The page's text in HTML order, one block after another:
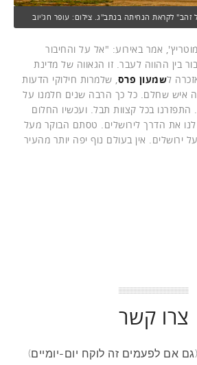
זהב" לקראת הנחיתה בנתב"ג. צילום: עופר חג'יוב
אמר באירוע: "אל על והחיבור
בין ההווה לעבר. זו הגאווה של מדינת
לשמעון פרס, שלמרות חילוקי הדעות
היה איש שחלם. כל כך הרבה שנים חלמנו על
התפזרנו בכל קצוות תבל. ועכשיו החלום
לנו את הדרך לירושלים. טסתם הבוקר מעל
ירושלים. אין בעולם נוף יפה יותר מהעיר
צרו קשר
אם לפעמים זה לוקח יום-יומיים)